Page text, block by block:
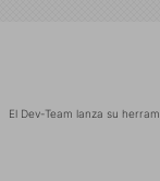
El Dev-Team lanza su